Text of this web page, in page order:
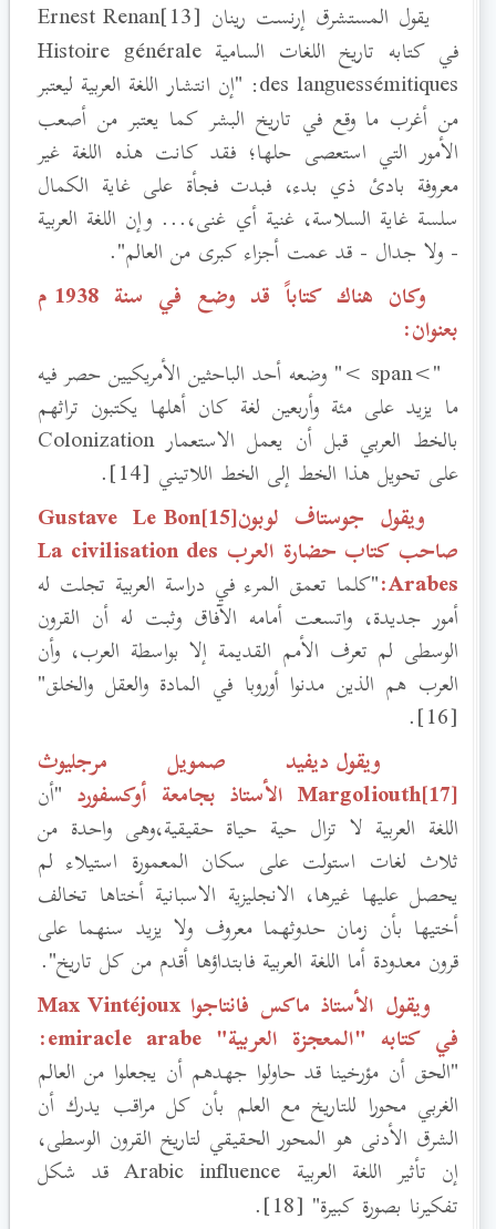
يقول المستشرق إرنست رينان [13]Ernest Renan
في كتابه تاريخ اللغات السامية Histoire générale
des languessémitiques: "إن انتشار اللغة العربية ليعتبر
من أغرب ما وقع في تاريخ البشر كما يعتبر من أصعب
الأمور التي استعصى حلها؛ فقد كانت هذه اللغة غير
معروفة بادئ ذي بدء، فبدت فجأة على غاية الكمال
سلسة غاية السلاسة، غنية أي غنى،... وإن اللغة العربية
- ولا جدال - قد عمت أجزاء كبرى من العالم".
وكان هناك كتاباً قد وضع في سنة 1938 م
بعنوان:
"
>span >
" وضعه أحد الباحثين الأمريكيين حصر فيه
ما يزيد على مئة وأربعين لغة كان أهلها يكتبون تراثهم
بالخط العربي قبل أن يعمل الاستعمار Colonization
على تحويل هذا الخط إلى الخط اللاتيني [14].
ويقول جوستاف لوبون[15]Gustave Le Bon
صاحب كتاب حضارة العرب La civilisation des
Arabes
:"كلما تعمق المرء في دراسة العربية تجلت له
أمور جديدة، واتسعت أمامه الآفاق وثبت له أن القرون
الوسطى لم تعرف الأمم القديمة إلا بواسطة العرب، وأن
العرب هم الذين مدنوا أوروبا في المادة والعقل والخلق"
[16].
ويقول ديفيد صمويل مرجليوث
[17]Margoliouth
الأستاذ بجامعة أوكسفورد "أن
اللغة العربية لا تزال حية حياة حقيقية،وهى واحدة من
ثلاث لغات استولت على سكان المعمورة استيلاء لم
يحصل عليها غيرها، الانجليزية الاسبانية أختاها تخالف
أختيها بأن زمان حدوثهما معروف ولا يزيد سنهما على
قرون معدودة أما اللغة العربية فابتداؤها أقدم من كل تاريخ".
ويقول الأستاذ ماكس فانتاجوا Max Vintéjoux
في كتابه "المعجزة العربية" emiracle arabe
:
"الحق أن مؤرخينا قد حاولوا جهدهم أن يجعلوا من العالم
الغربي محورا للتاريخ مع العلم بأن كل مراقب يدرك أن
الشرق الأدنى هو المحور الحقيقي لتاريخ القرون الوسطى،
إن تأثير اللغة العربية Arabic influence
قد شكل
تفكيرنا بصورة كبيرة" [18].